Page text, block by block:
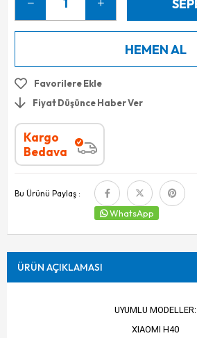
Favorilere Ekle
Fiyat Düşünce Haber Ver
Kargo
Bedava
Bu Ürünü Paylaş :
WhatsApp
ÜRÜN AÇIKLAMASI
UYUMLU MODELLER:
XIAOMI H40